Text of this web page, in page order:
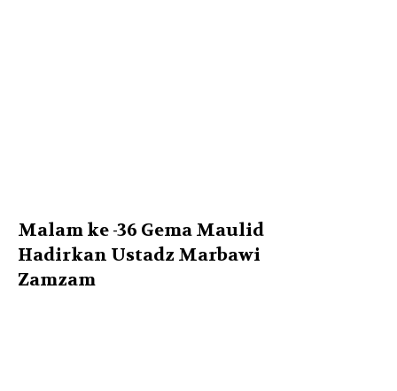
Malam ke -36 Gema Maulid
Hadirkan Ustadz Marbawi
Zamzam